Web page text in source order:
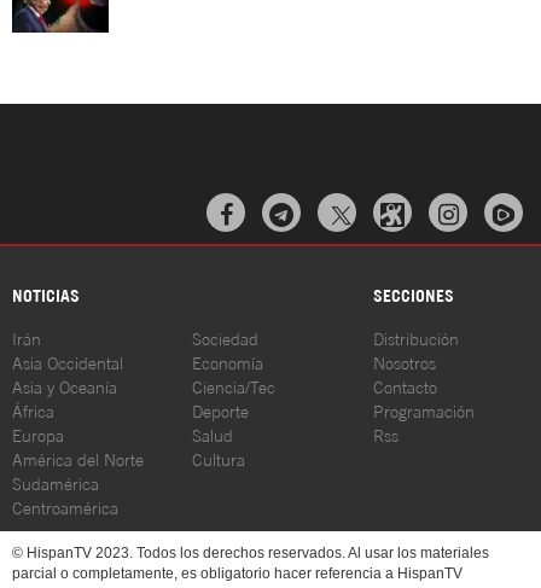
  
NOTICIAS SECCIONES
Irán
Asia Occidental
Asia y Oceanía
África
Europa
América del Norte
Sudamérica
Centroamérica
Sociedad
Economía
Ciencia/Tec
Deporte
Salud
Cultura
Distribución
Nosotros
Contacto
Programación
Rss
© HispanTV 2023. Todos los derechos reservados. Al usar los materiales
parcial o completamente, es obligatorio hacer referencia a HispanTV